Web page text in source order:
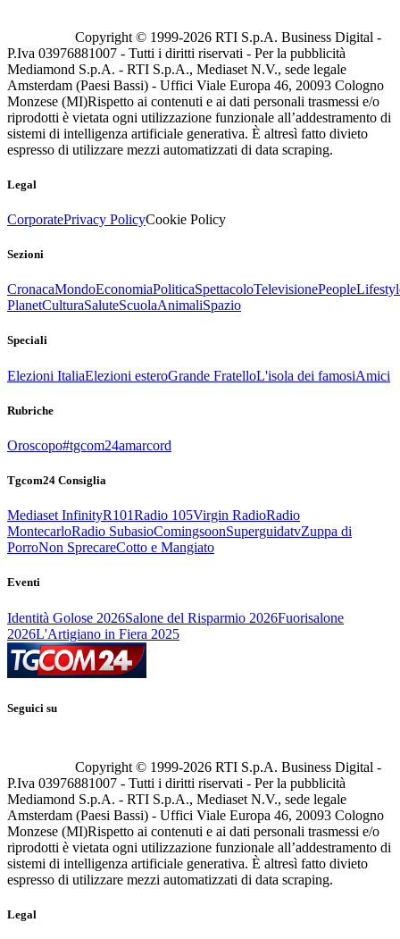
Copyright © 1999-2026 RTI S.p.A. Business Digital -
P.Iva 03976881007 - Tutti i diritti riservati - Per la pubblicità
Mediamond S.p.A. - RTI S.p.A., Mediaset N.V., sede legale
Amsterdam (Paesi Bassi) - Uffici Viale Europa 46, 20093 Cologno
Monzese (MI)Rispetto ai contenuti e ai dati personali trasmessi e/o
riprodotti è vietata ogni utilizzazione funzionale all’addestramento di
sistemi di intelligenza artificiale generativa. È altresì fatto divieto
espresso di utilizzare mezzi automatizzati di data scraping.
Legal
CorporatePrivacy PolicyCookie Policy
Sezioni
CronacaMondoEconomiaPoliticaSpettacoloTelevisionePeople
PlanetCulturaSaluteScuolaAnimaliSpazio
Speciali
Elezioni ItaliaElezioni esteroGrande FratelloL'isola dei famosiAmici
Rubriche
Oroscopo#tgcom24amarcord
Tgcom24 Consiglia
Mediaset InfinityR101Radio 105Virgin RadioRadio
MontecarloRadio SubasioComingsoonSuperguidatvZuppa di
PorroNon SprecareCotto e Mangiato
Eventi
Identità Golose 2026Salone del Risparmio 2026Fuorisalone
2026L'Artigiano in Fiera 2025
Seguici su
Copyright © 1999-2026 RTI S.p.A. Business Digital -
P.Iva 03976881007 - Tutti i diritti riservati - Per la pubblicità
Mediamond S.p.A. - RTI S.p.A., Mediaset N.V., sede legale
Amsterdam (Paesi Bassi) - Uffici Viale Europa 46, 20093 Cologno
Monzese (MI)Rispetto ai contenuti e ai dati personali trasmessi e/o
riprodotti è vietata ogni utilizzazione funzionale all’addestramento di
sistemi di intelligenza artificiale generativa. È altresì fatto divieto
espresso di utilizzare mezzi automatizzati di data scraping.
Legal